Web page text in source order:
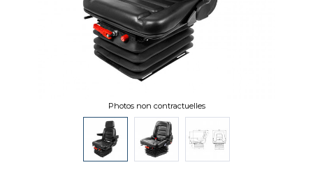
Photos non contractuelles